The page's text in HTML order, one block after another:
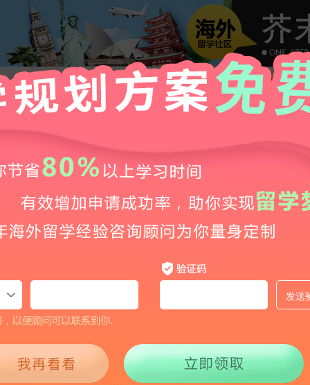
澳洲移民局更新了最新各签证类别审理时间表
3819 2018-05-16 15:36